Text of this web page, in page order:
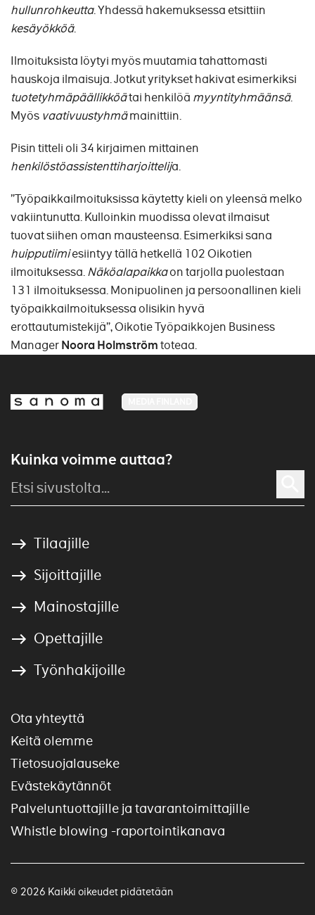
hullunrohkeutta. Yhdessä hakemuksessa etsittiin
kesäyökköä.
Ilmoituksista löytyi myös muutamia tahattomasti
hauskoja ilmaisuja. Jotkut yritykset hakivat esimerkiksi
tuotetyhmäpäällikköätai henkilöä myyntityhmäänsä.
Myös vaativuustyhmämainittiin.
Pisin titteli oli 34 kirjaimen mittainen
henkilöstöassistenttiharjoittelija.
”Työpaikkailmoituksissa käytetty kieli on yleensä melko
vakiintunutta. Kulloinkin muodissa olevat ilmaisut
tuovat siihen oman mausteensa. Esimerkiksi sana
huipputiimiesiintyy tällä hetkellä 102 Oikotien
ilmoituksessa.Näköalapaikkaon tarjolla puolestaan
131 ilmoituksessa. Monipuolinen ja persoonallinen kieli
työpaikkailmoituksessa olisikin hyvä
erottautumistekijä”, Oikotie Työpaikkojen Business
ManagerNoora Holmströmtoteaa.
Kuinka voimme auttaa?
Tilaajille
Sijoittajille
Mainostajille
Opettajille
Työnhakijoille
Ota yhteyttä
Keitä olemme
Tietosuojalauseke
Evästekäytännöt
Palveluntuottajille ja tavarantoimittajille
Whistle blowing -raportointikanava
© 2026 Kaikki oikeudet pidätetään